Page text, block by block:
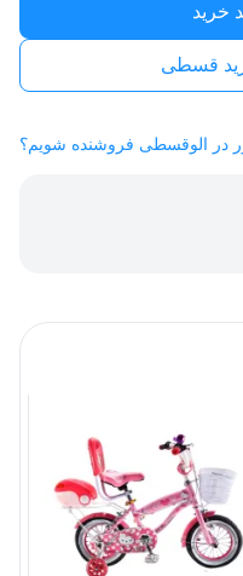
خرید
قسطی
در الوقسطی فروشنده شویم؟